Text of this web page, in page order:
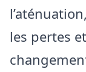
les pertes